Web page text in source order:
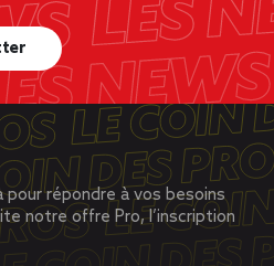
pour répondre à vos besoins
notre offre Pro, l’inscription